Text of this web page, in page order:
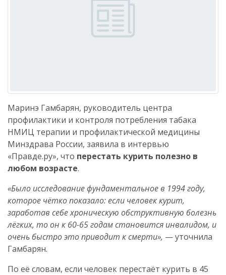
Маринэ Гамбарян, руководитель центра
профилактики и контроля потребления табака
НМИЦ терапии и профилактической медицины
Минздрава России, заявила в интервью
«Правде.ру», что перестать курить полезно в
любом возрасте.
«Было исследование фундаментальное в 1994 году,
которое чётко показало: если человек курит,
заработав себе хроническую обструктивную болезнь
лёгких, то он к 60-65 годам становится инвалидом, и
очень быстро это приводит к смерти», — уточнила
Гамбарян.
По её словам, если человек перестаёт курить в 45